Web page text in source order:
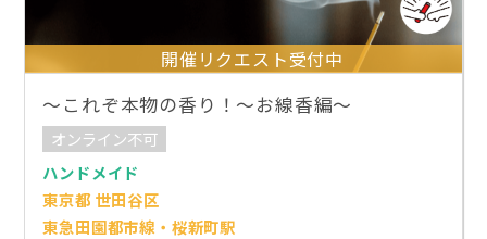
開催リクエスト受付中
～これぞ本物の香り！～お線香編～
オンライン不可
ハンドメイド
東京都 世田谷区
東急田園都市線・桜新町駅